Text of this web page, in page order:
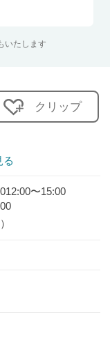
いたします
クリップ
る
12:00〜15:00